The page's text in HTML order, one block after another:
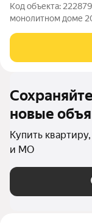
Код объекта:
монолитном доме
добавляют воздух
улицу, сверху
новые
Купить
и МО